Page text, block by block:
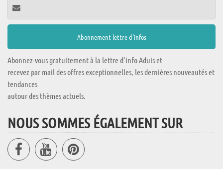
Abonnez-vous gratuitement à la lettre d'info Aduis et
recevez par mail des offres exceptionnelles, les dernières nouveautés et
tendances
autour des thèmes actuels.
NOUS SOMMES ÉGALEMENT SUR